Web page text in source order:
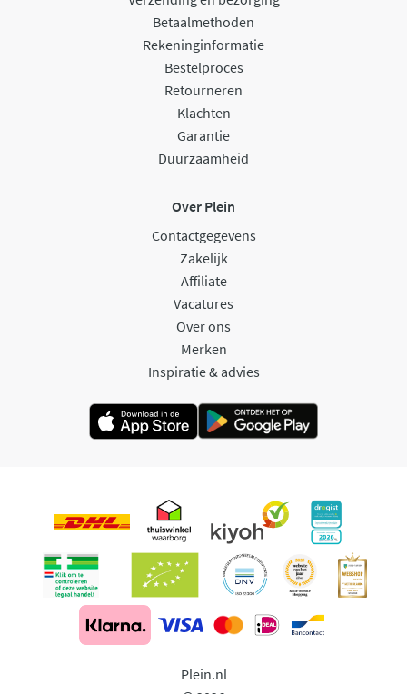
Betaalmethoden
Rekeninginformatie
Bestelproces
Retourneren
Klachten
Garantie
Duurzaamheid
Over Plein
Contactgegevens
Zakelijk
Affiliate
Vacatures
Over ons
Merken
Inspiratie & advies
Plein.nl